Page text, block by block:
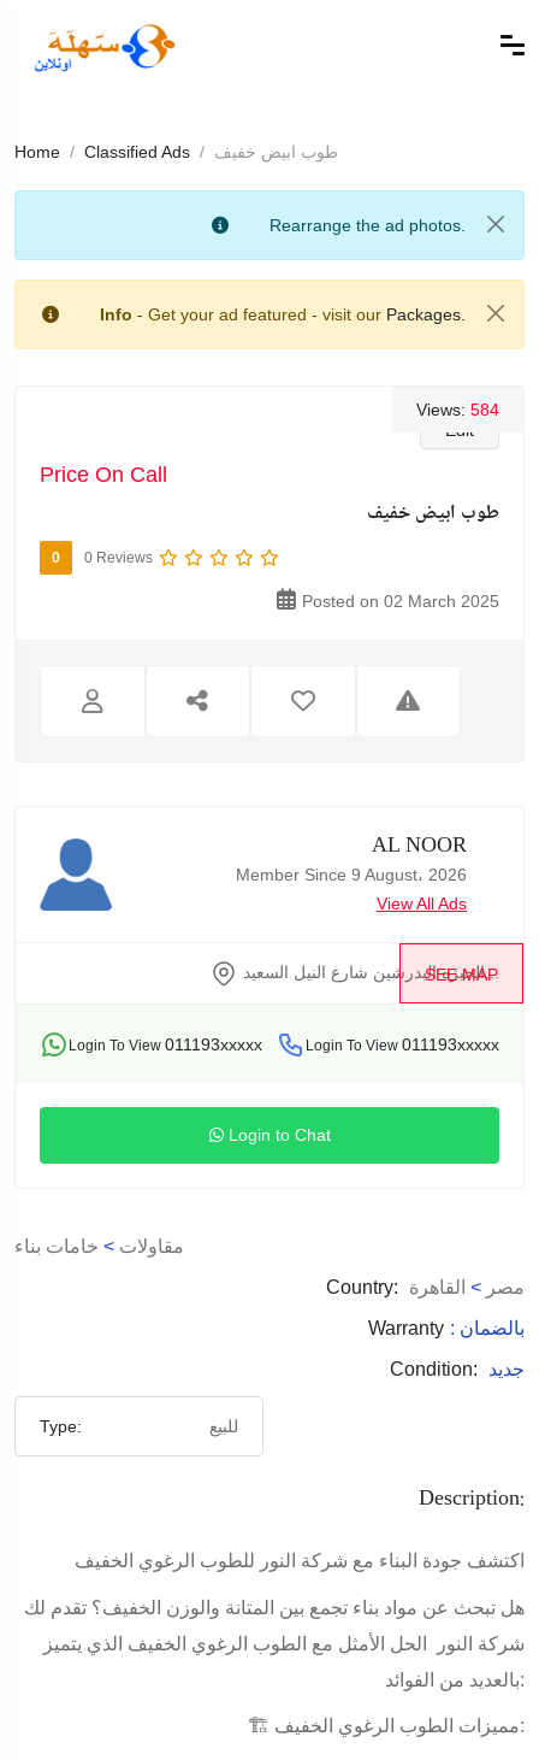
Home Classified Ads طوب ابيض خفيف
Rearrange the ad photos.
Info - Get your ad featured - visit our Packages.
Edit
Views: 584
Price On Call
طوب ابيض خفيف
0 0 Reviews
Posted on 02 March 2025
AL NOOR
Member Since 9 August، 2026
View All Ads
SEE MAP
الجيزه البدرشين شارع النيل السعيد...
Login To View 011193xxxxx Login To View 011193xxxxx
Login to Chat
مقاولات > خامات بناء
Country:
مصر > القاهرة
Warranty
: بالضمان
Condition:
جديد
Type: للبيع
Description:
اكتشف جودة البناء مع شركة النور للطوب الرغوي الخفيف
هل تبحث عن مواد بناء تجمع بين المتانة والوزن الخفيف؟ تقدم لك
شركة النور الحل الأمثل مع الطوب الرغوي الخفيف الذي يتميز
بالعديد من الفوائد:
🏗️ مميزات الطوب الرغوي الخفيف: